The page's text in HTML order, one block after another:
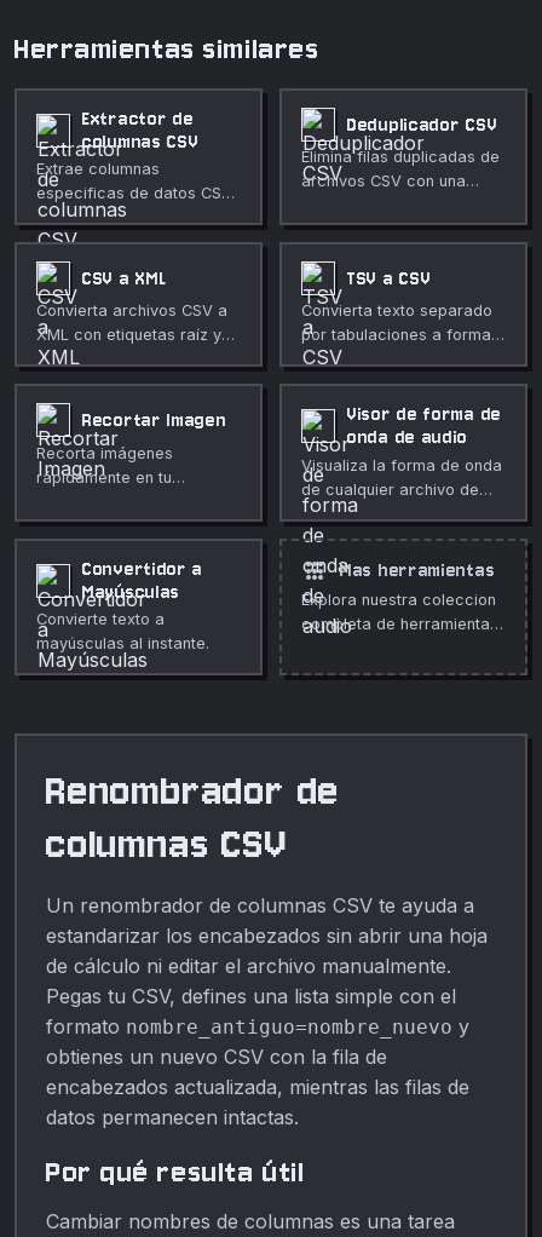
Herramientas similares
Extractor de
columnas CSV
Extrae columnas
especificas de datos CSV
por nombre de
encabezado o indice.
Deduplicador CSV
Elimina filas duplicadas de
archivos CSV con una
columnas.
CSV a XML
Convierta archivos CSV a
XML con etiquetas raíz y
de elementos
personalizables.
TSV a CSV
Convierta texto separado
por tabulaciones a formato
CSV.
Recortar Imagen
Recorta imágenes
rápidamente en tu
Visor de forma de
onda de audio
Visualiza la forma de onda
de cualquier archivo de
audio en tu navegador.
Consulta la duración, la
frecuencia de muestreo,
los canales y reproduce el
audio en línea.
Convertidor a
Mayúsculas
Convierte texto a
mayúsculas al instante.
apps Mas herramientas
Explora nuestra coleccion
completa de herramientas
Renombrador de
columnas CSV
Un renombrador de columnas CSV te ayuda a
estandarizar los encabezados sin abrir una hoja
de cálculo ni editar el archivo manualmente.
Pegas tu CSV, defines una lista simple con el
formato nombre_antiguo=nombre_nuevo y
obtienes un nuevo CSV con la fila de
encabezados actualizada, mientras las filas de
datos permanecen intactas.
Por qué resulta útil
Cambiar nombres de columnas es una tarea